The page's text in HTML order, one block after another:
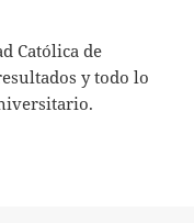
Católica de
y todo lo